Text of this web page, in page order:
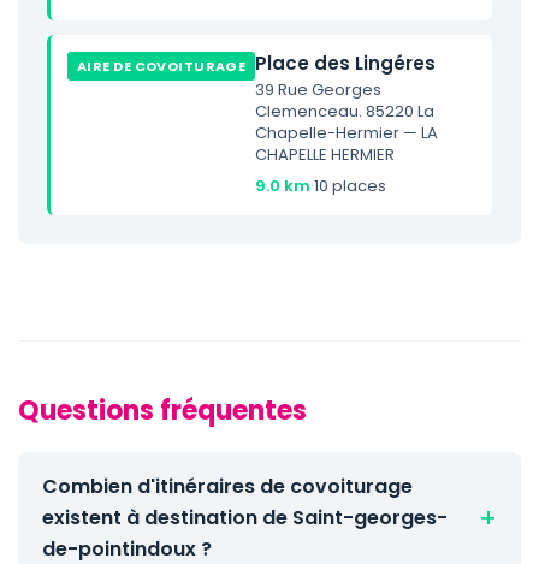
AIRE DE COVOITURAGE Place des Lingéres
39 Rue Georges
Clemenceau. 85220 La
Chapelle-Hermier — LA
CHAPELLE HERMIER
9.0 km·10 places
Questions fréquentes
Combien d'itinéraires de covoiturage
existent à destination de Saint-georges-
de-pointindoux ?